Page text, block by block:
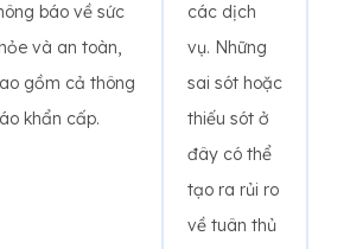
báo về sức
và an toàn,
gồm cả thông
khẩn cấp.
các dịch
vụ. Những
sai sót hoặc
thiếu sót ở
đây có thể
tạo ra rủi ro
về tuân thủ